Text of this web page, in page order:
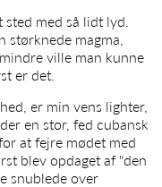
med så lidt lyd.
størknede magma,
ville man kunne
er det.
er min vens lighter,
en stor, fed cubansk
at fejre mødet med
blev opdaget af "den
snublede over